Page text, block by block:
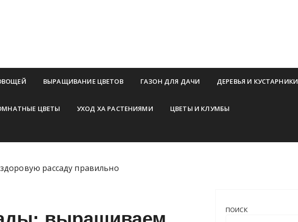
ВЫРАЩИВАНИЕ ЦВЕТОВ ГАЗОН ДЛЯ ДАЧИ ДЕРЕВЬЯ И КУСТАРНИКИ
ЦВЕТЫ УХОД ХА РАСТЕНИЯМИ ЦВЕТЫ И КЛУМБЫ
рассаду правильно
ПОИСК